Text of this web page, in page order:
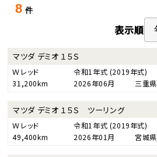
8 件
表示順
マツダ デミオ １５Ｓ
Ｗレッド 令和1年式 (2019年式)
31,200km
2026年06月 三重県
マツダ デミオ １５Ｓ ツーリング
Ｗレッド 令和1年式 (2019年式)
49,400km
2026年01月 宮城県